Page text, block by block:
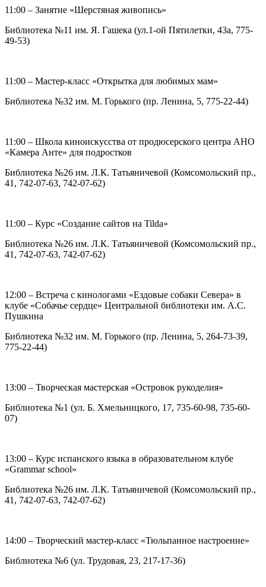
11:00 – Занятие «Шерстяная живопись»
Библиотека №11 им. Я. Гашека (ул.1-ой Пятилетки, 43а, 775-
49-53)
11:00 – Мастер-класс «Открытка для любимых мам»
Библиотека №32 им. М. Горького (пр. Ленина, 5, 775-22-44)
11:00 – Школа киноискусства от продюсерского центра АНО
«Камера Анте» для подростков
Библиотека №26 им. Л.К. Татьяничевой (Комсомольский пр.,
41, 742-07-63, 742-07-62)
11:00 – Курс «Создание сайтов на Tilda»
Библиотека №26 им. Л.К. Татьяничевой (Комсомольский пр.,
41, 742-07-63, 742-07-62)
12:00 – Встреча с кинологами «Ездовые собаки Севера» в
клубе «Собачье сердце» Центральной библиотеки им. А.С.
Пушкина
Библиотека №32 им. М. Горького (пр. Ленина, 5, 264-73-39,
775-22-44)
13:00 – Творческая мастерская «Островок рукоделия»
Библиотека №1 (ул. Б. Хмельницкого, 17, 735-60-98, 735-60-
07)
13:00 – Курс испанского языка в образовательном клубе
«Grammar school»
Библиотека №26 им. Л.К. Татьяничевой (Комсомольский пр.,
41, 742-07-63, 742-07-62)
14:00 – Творческий мастер-класс «Тюльпанное настроение»
Библиотека №6 (ул. Трудовая, 23, 217-17-36)